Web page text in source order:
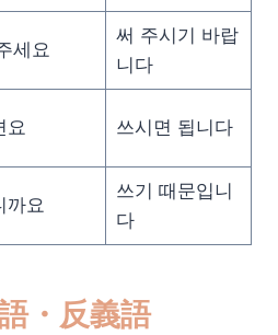
세요
써 주시기 바랍
니다
요 쓰시면 됩니다
까요
쓰기 때문입니
다
・反義語